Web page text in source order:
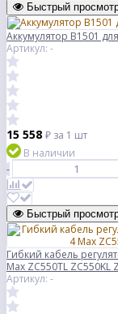
Быстрый
Аккумулятор B1501
Артикул: -
15 558 ₽ за 1 шт
В наличии
-
Быстрый
Гибкий кабель
Max ZC550TL ZC550KL
Артикул: -